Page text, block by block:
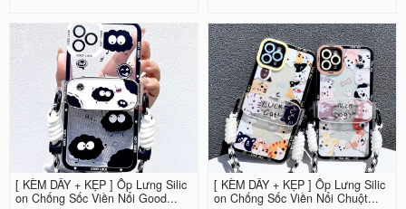
[ KÈM DÂY + KẸP ] Ốp Lưng Silic
on Chống Sốc Viền Nổi Good...
[ KÈM DÂY + KẸP ] Ốp Lưng Silic
on Chống Sốc Viền Nổi Chuột...